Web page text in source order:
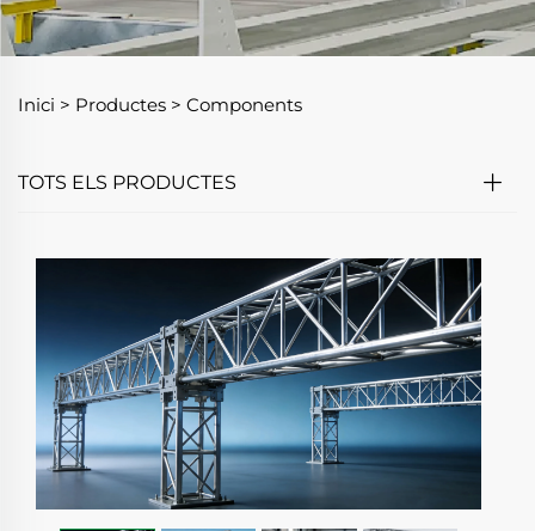
Inici > Productes > Components
TOTS ELS PRODUCTES